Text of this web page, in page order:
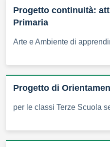
Progetto continuità:
Primaria
Arte e Ambiente di
Progetto di
per le classi Terze Scuola